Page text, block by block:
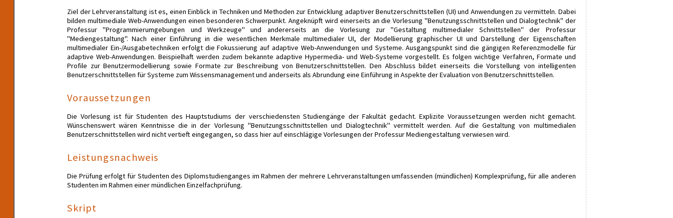
Ziel der Lehrveranstaltung ist es, einen Einblick in Techniken und Methoden zur Entwicklung adaptiver Benutzerschnittstellen (UI) und Anwendungen zu vermitteln. Dabei
bilden multimediale Web-Anwendungen einen besonderen Schwerpunkt. Angeknüpft wird einerseits an die Vorlesung "Benutzungsschnittstellen und Dialogtechnik" der
Professur "Programmierumgebungen und Werkzeuge" und andererseits an die Vorlesung zur "Gestaltung multimedialer Schnittstellen" der Professur
"Mediengestaltung". Nach einer Einführung in die wesentlichen Merkmale multimedialer UI, der Modellierung graphischer UI und Darstellung der Eigenschaften
multimedialer Ein-/Ausgabetechniken erfolgt die Fokussierung auf adaptive Web-Anwendungen und Systeme. Ausgangspunkt sind die gängigen Referenzmodelle für
adaptive Web-Anwendungen. Beispielhaft werden zudem bekannte adaptive Hypermedia- und Web-Systeme vorgestellt. Es folgen wichtige Verfahren, Formate und
Profile zur Benutzermodellierung sowie Formate zur Beschreibung von Benutzerschnittstellen. Den Abschluss bildet einerseits die Vorstellung von intelligenten
Benutzerschnittstellen für Systeme zum Wissensmanagement und anderseits als Abrundung eine Einführung in Aspekte der Evaluation von Benutzerschnittstellen.
Voraussetzungen
Die Vorlesung ist für Studenten des Hauptstudiums der verschiedensten Studiengänge der Fakultät gedacht. Explizite Voraussetzungen werden nicht gemacht.
Wünschenswert wären Kenntnisse die in der Vorlesung "Benutzungsschnittstellen und Dialogtechnik" vermittelt werden. Auf die Gestaltung von multimedialen
Benutzerschnittstellen wird nicht vertieft eingegangen, so dass hier auf einschlägige Vorlesungen der Professur Mediengestaltung verwiesen wird.
Leistungsnachweis
Die Prüfung erfolgt für Studenten des Diplomstudienganges im Rahmen der mehrere Lehrveranstaltungen umfassenden (mündlichen) Komplexprüfung, für alle anderen
Studenten im Rahmen einer mündlichen Einzelfachprüfung.
Skript